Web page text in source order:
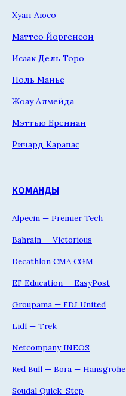
Хуан Аюсо
Маттео Йоргенсон
Исаак Дель Торо
Поль Манье
Жоау Алмейда
Мэттью Бреннан
Ричард Карапас
КОМАНДЫ
Alpecin — Premier Tech
Bahrain — Victorious
Decathlon CMA CGM
EF Education — EasyPost
Groupama — FDJ United
Lidl — Trek
Netcompany INEOS
Red Bull — Bora — Hansgrohe
Soudal Quick-Step